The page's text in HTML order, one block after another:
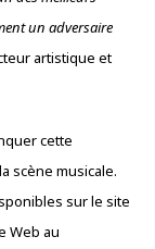
un adversaire
artistique et
cette
scène musicale.
sur le site
Web au